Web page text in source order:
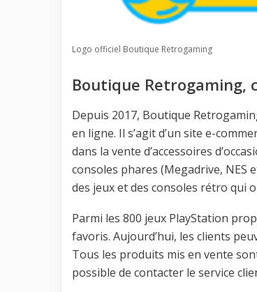
Logo officiel Boutique Retrogaming
Boutique Retrogaming,
Depuis 2017, Boutique
en ligne. Il s’agit d’un site e-
dans la vente d’accessoires
consoles phares (Megadrive, NES
des jeux et des consoles rétro qui
Parmi les 800 jeux PlayStation
favoris. Aujourd’hui, les clients
Tous les produits mis en vente
possible de contacter le service